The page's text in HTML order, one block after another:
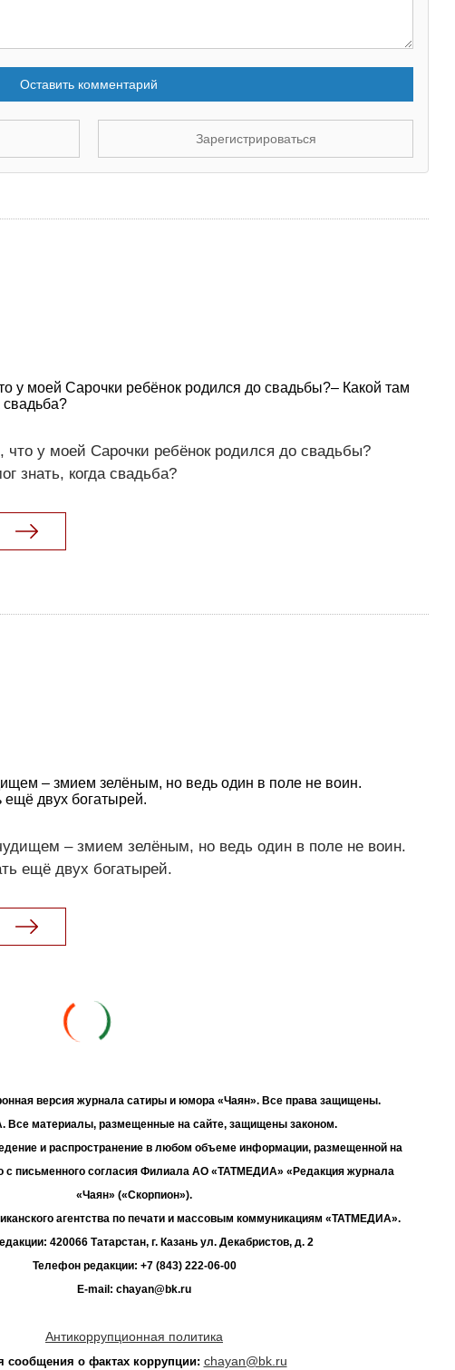
Оставить комментарий
Зарегистрироваться
у моей Сарочки ребёнок родился до свадьбы?– Какой там
свадьба?
у моей Сарочки ребёнок родился до свадьбы?
знать, когда свадьба?
– змием зелёным, но ведь один в поле не воин.
двух богатырей.
– змием зелёным, но ведь один в поле не воин.
ещё двух богатырей.
версия журнала сатиры и юмора «Чаян». Все права защищены.
материалы, размещенные на сайте, защищены законом.
и распространение в любом объеме информации, размещенной на
с письменного согласия Филиала АО «ТАТМЕДИА» «Редакция журнала
«Чаян» («Скорпион»).
агентства по печати и массовым коммуникациям «ТАТМЕДИА».
420066 Татарстан, г. Казань ул. Декабристов, д. 2
Телефон редакции: +7 (843) 222-06-00
E-mail: chayan@bk.ru
Антикоррупционная политика
сообщения о фактах коррупции: chayan@bk.ru